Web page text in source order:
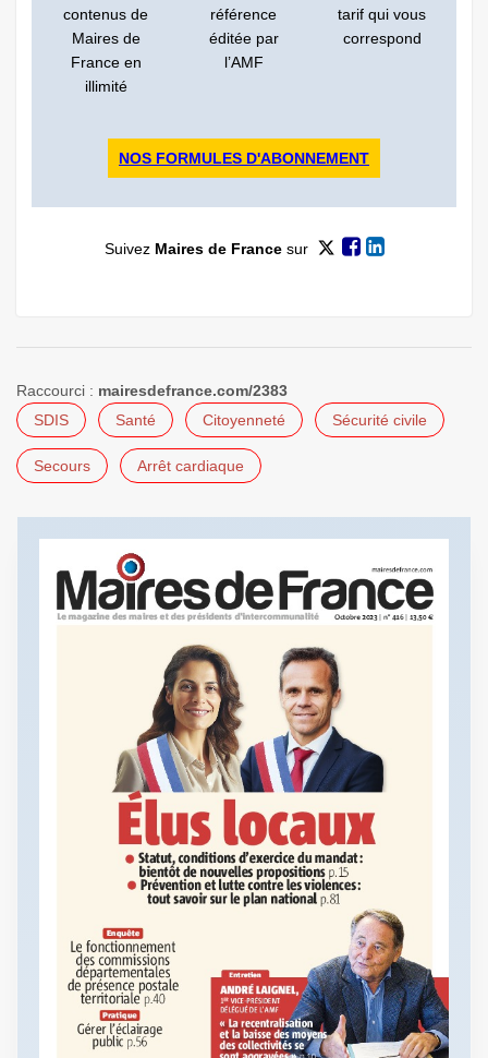
contenus de
Maires de
France en
illimité
référence
éditée par
l’AMF
tarif qui vous
correspond
NOS FORMULES D'ABONNEMENT
Suivez Maires de Francesur
Raccourci : mairesdefrance.com/2383
SDIS
Santé Citoyenneté Sécurité civile
Secours Arrêt cardiaque